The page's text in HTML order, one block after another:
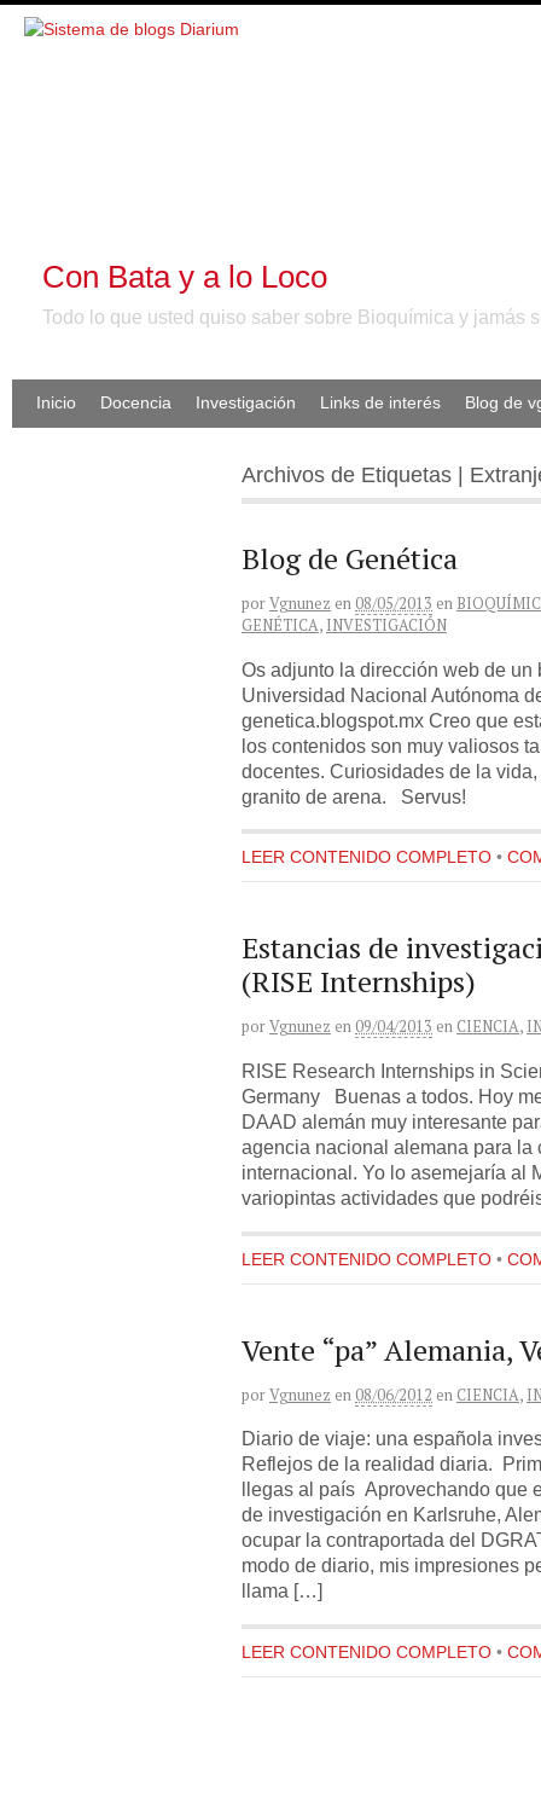
Con Bata y a lo Loco
Todo lo que usted quiso saber sobre Bioquímica y jamás
Inicio Docencia Investigación Links de interés Blog de
Archivos de Etiquetas |
Blog de Genética
porVgnunez en 08/05/2013 en
GENÉTICA, INVESTIGACIÓN
Os adjunto la dirección web de un
Universidad Nacional Autónoma
genetica.blogspot.mx Creo que
los contenidos son muy valiosos
docentes. Curiosidades de la
granito de arena. Servus!
LEER CONTENIDO COMPLETO •
Estancias de
(RISE Internships)
porVgnunez en 09/04/2013 en CIENCIA,
RISE Research Internships in
Germany Buenas a todos. Hoy
DAAD alemán muy interesante
agencia nacional alemana para la
internacional. Yo lo asemejaría al
variopintas actividades que
LEER CONTENIDO COMPLETO •
Vente “pa” Alemania,
porVgnunez en 08/06/2012 en CIENCIA,
Diario de viaje: una española
Reflejos de la realidad diaria.
llegas al país Aprovechando que
de investigación en Karlsruhe,
ocupar la contraportada del
modo de diario, mis impresiones
llama […]
LEER CONTENIDO COMPLETO •